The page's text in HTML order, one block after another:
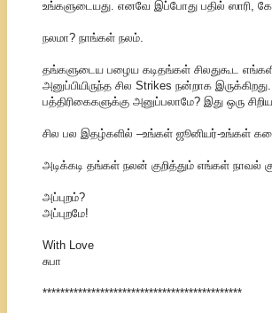
உங்களுடையது. எனவே இப்போது பதில் ஸாரி,
நலமா? நாங்கள் நலம்.
தங்களுடைய பழைய கடிதங்கள் சிலதுகூட
அனுப்பியிருந்த சில Strikes நன்றாக
பத்திரிகைகளுக்கு அனுப்பலாமே? இது ஒரு
சில பல இதழ்களில் –உங்கள் ஜூனியர்-உங்கள்
அடிக்கடி தங்கள் நலன் குறித்தும் எங்கள் நாவல்
அப்புறம்?
அப்புறமே!
With Love
சுபா
*********************************************